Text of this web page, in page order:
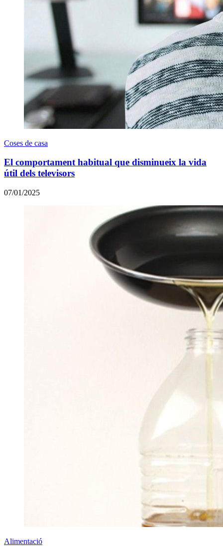
Coses de casa
El comportament habitual que disminueix la vida
útil dels televisors
07/01/2025
Alimentació